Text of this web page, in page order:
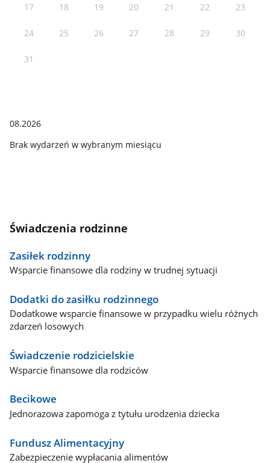
17 18 19 20 21 22 23
24 25 26 27 28 29 30
31
08.2026
Brak wydarzeń w wybranym miesiącu
Świadczenia rodzinne
Zasiłek rodzinny
Wsparcie finansowe dla rodziny w trudnej sytuacji
Dodatki do zasiłku rodzinnego
Dodatkowe wsparcie finansowe w przypadku wielu różnych
zdarzeń losowych
Świadczenie rodzicielskie
Wsparcie finansowe dla rodziców
Becikowe
Jednorazowa zapomoga z tytułu urodzenia dziecka
Fundusz Alimentacyjny
Zabezpieczenie wypłacania alimentów